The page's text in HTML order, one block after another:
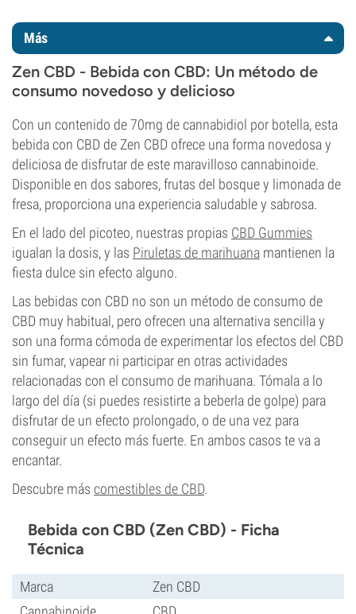
Más
Zen CBD - Bebida con CBD: Un método de
consumo novedoso y delicioso
Con un contenido de 70mg de cannabidiol por botella, esta
bebida con CBD de Zen CBD ofrece una forma novedosa y
deliciosa de disfrutar de este maravilloso cannabinoide.
Disponible en dos sabores, frutas del bosque y limonada de
fresa, proporciona una experiencia saludable y sabrosa.
En el lado del picoteo, nuestras propias CBD Gummies
igualan la dosis, y las Piruletas de marihuana mantienen la
fiesta dulce sin efecto alguno.
Las bebidas con CBD no son un método de consumo de
CBD muy habitual, pero ofrecen una alternativa sencilla y
son una forma cómoda de experimentar los efectos del CBD
sin fumar, vapear ni participar en otras actividades
relacionadas con el consumo de marihuana. Tómala a lo
largo del día (si puedes resistirte a beberla de golpe) para
disfrutar de un efecto prolongado, o de una vez para
conseguir un efecto más fuerte. En ambos casos te va a
encantar.
Descubre más comestibles de CBD.
Bebida con CBD (Zen CBD) - Ficha
Técnica
Marca
Zen CBD